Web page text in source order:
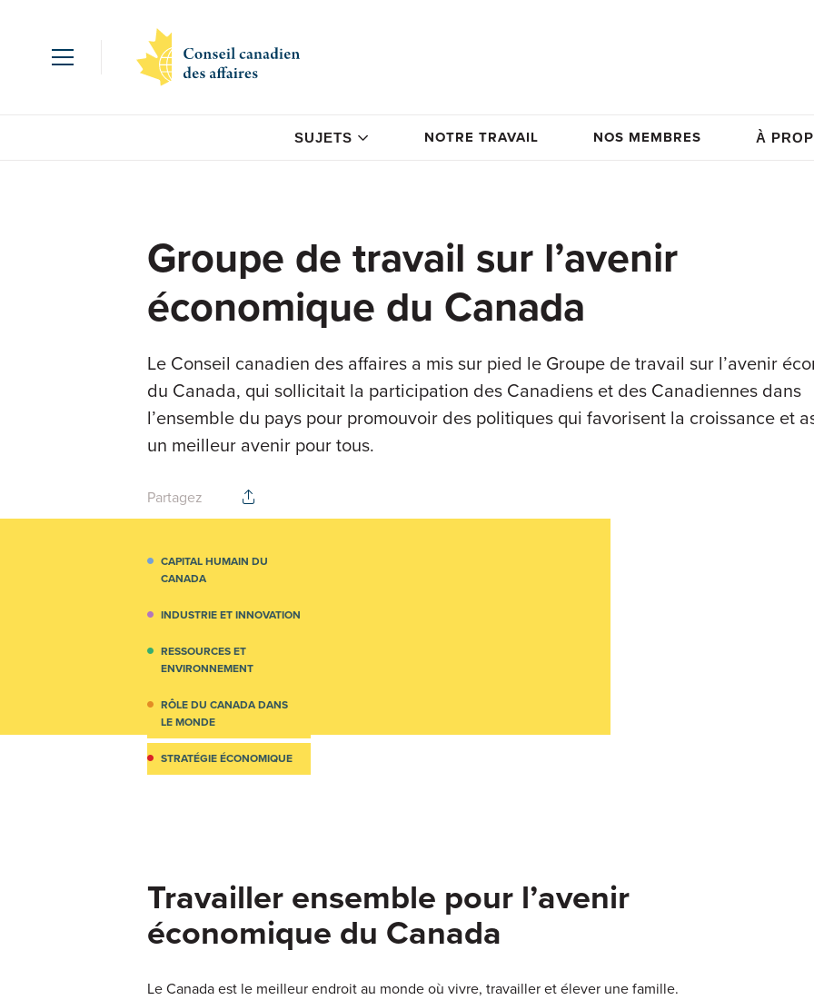
SUJETS NOTRE TRAVAIL NOS MEMBRES À
Groupe de travail sur l’avenir
économique du Canada
Le Conseil canadien des affaires a mis sur pied le Groupe de travail sur l’avenir
du Canada, qui sollicitait la participation des Canadiens et des Canadiennes dans
l’ensemble du pays pour promouvoir des politiques qui favorisent la croissance et
un meilleur avenir pour tous.
Partagez
CAPITAL HUMAIN DU
CANADA
INDUSTRIE ET INNOVATION
RESSOURCES ET
ENVIRONNEMENT
RÔLE DU CANADA DANS
LE MONDE
STRATÉGIE ÉCONOMIQUE
Travailler ensemble pour l’avenir
économique du Canada
Le Canada est le meilleur endroit au monde où vivre, travailler et élever une famille.